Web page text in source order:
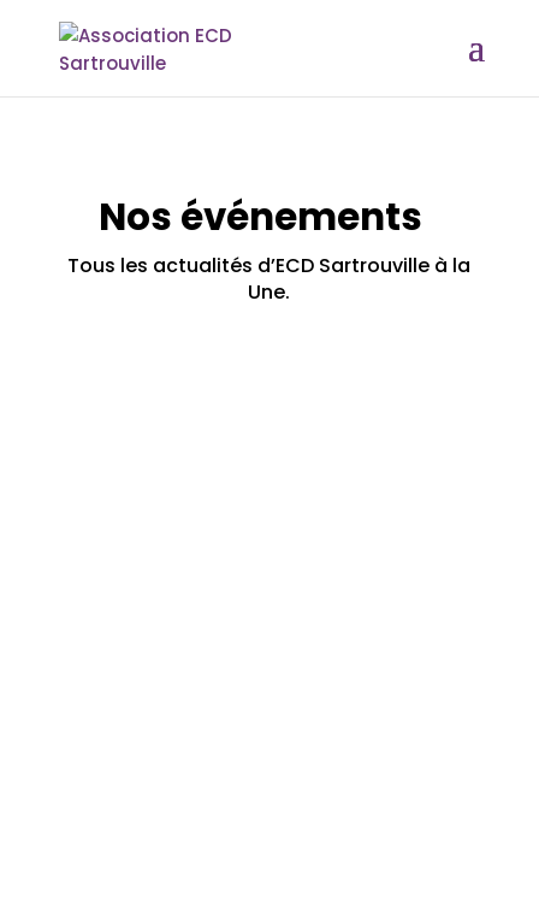
Nos événements
Tous les actualités d’ECD Sartrouville à la
Une.